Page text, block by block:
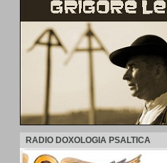
RADIO DOXOLOGIA PSALTICA